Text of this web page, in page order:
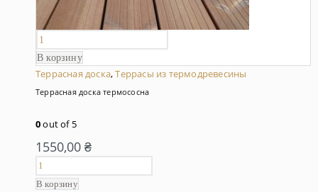
В корзину
Террасная доска,Террасы из термодревесины
Террасная доска термососна
0out of 5
1550,00 ₴
В корзину